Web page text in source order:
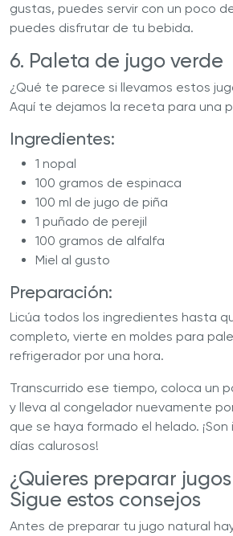
gustas, puedes servir con un poco de
puedes disfrutar de tu bebida.
6. Paleta de jugo verde
¿Qué te parece si llevamos estos
Aquí te dejamos la receta para una
Ingredientes:
1 nopal
100 gramos de espinaca
100 ml de jugo de piña
1 puñado de perejil
100 gramos de alfalfa
Miel al gusto
Preparación:
Licúa todos los ingredientes hasta
completo, vierte en moldes para
refrigerador por una hora.
Transcurrido ese tiempo, coloca un
y lleva al congelador nuevamente
que se haya formado el helado.
días calurosos!
¿Quieres preparar
Sigue estos consejos
Antes de preparar tu jugo natural